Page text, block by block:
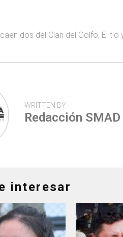
tir
caen dos del Clan del Golfo, El tio
WRITTEN BY
Redacción SMAD
interesar